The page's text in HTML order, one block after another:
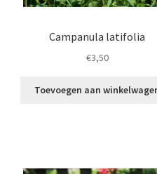
Campanula latifolia
€3,50
Toevoegen aan